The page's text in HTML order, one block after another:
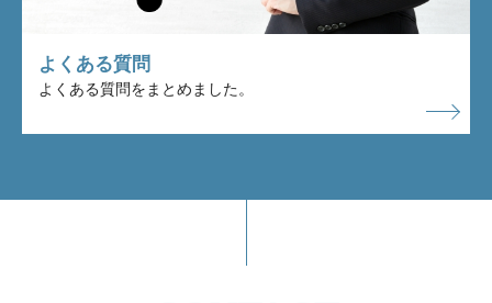
よくある質問
よくある質問をまとめました。